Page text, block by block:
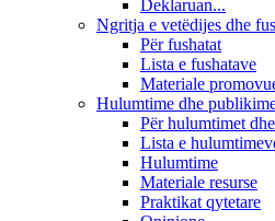
Deklaruan...
Ngritja e vetëdijes dhe
Për fushatat
Lista e fushatave
Materiale
Hulumtime dhe
Për hulumtimet
Lista e
Hulumtime
Materiale resurse
Praktikat qytetare